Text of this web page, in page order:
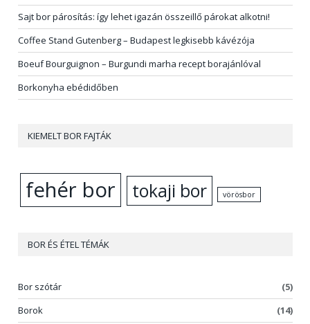
Sajt bor párosítás: így lehet igazán összeillő párokat alkotni!
Coffee Stand Gutenberg – Budapest legkisebb kávézója
Boeuf Bourguignon – Burgundi marha recept borajánlóval
Borkonyha ebédidőben
KIEMELT BOR FAJTÁK
fehér bor tokaji bor vörösbor
BOR ÉS ÉTEL TÉMÁK
Bor szótár
(5)
Borok
(14)